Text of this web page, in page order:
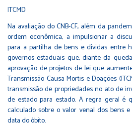
ITCMD
Na avaliação do CNB-CF, além da
ordem econômica, a impulsionar a
para a partilha de bens e dívidas entre
governos estaduais que, diante da
aprovação de projetos de lei que
Transmissão Causa Mortis e Doações
transmissão de propriedades no ato de
de estado para estado. A regra geral é
calculado sobre o valor venal dos bens
data do óbito.